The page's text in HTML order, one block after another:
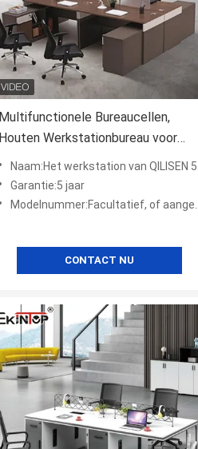
Multifunctionele Bureaucellen,
Houten Werkstationbureau voor
Bureaubediende
Naam:Het werkstation van QILISEN 59FKB123Office
Garantie:5 jaar
Modelnummer:Facultatief, of aangepast
CONTACT NU